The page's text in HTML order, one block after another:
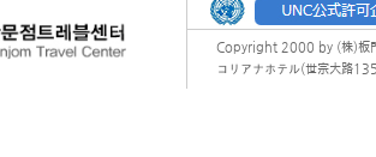
Copyright 2000 by (株)板
コリアナホテル(世宗大路